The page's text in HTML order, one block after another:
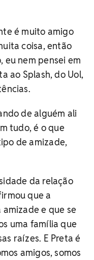
é muito amigo
coisa, então
eu nem pensei em
ao Splash, do Uol,
de alguém ali
tudo, é o que
de amizade,
da relação
que a
e que se
uma família que
raízes. E Preta é
amigos, somos